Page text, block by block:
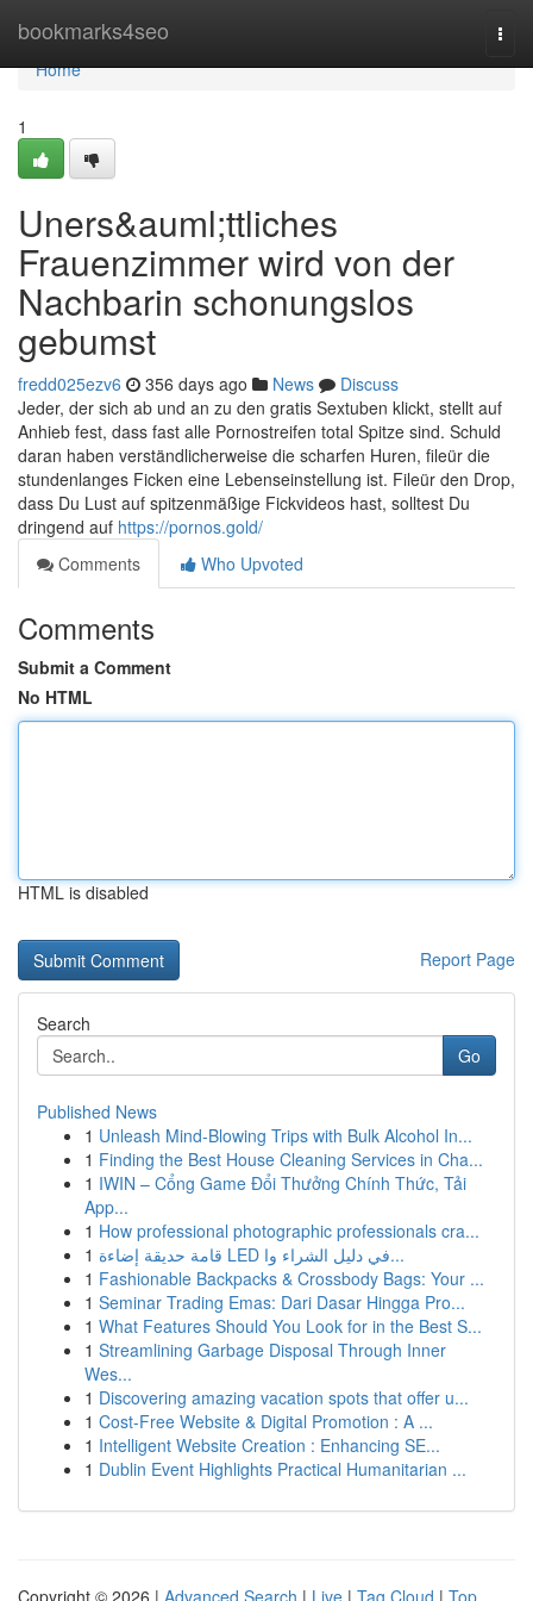
bookmarks4seo
Home
Home
1
Uners&auml;ttliches
Frauenzimmer wird von der
Nachbarin schonungslos
gebumst
fredd025ezv6 356 days ago News
Discuss
Jeder, der sich ab und an zu den gratis Sextuben klickt, stellt auf
Anhieb fest, dass fast alle Pornostreifen total Spitze sind. Schuld
daran haben verständlicherweise die scharfen Huren, fileür die
stundenlanges Ficken eine Lebenseinstellung ist. Fileür den Drop,
dass Du Lust auf spitzenmäßige Fickvideos hast, solltest Du
dringend auf https://pornos.gold/
Comments
Who Upvoted
Comments
Submit a Comment
No HTML
HTML is disabled
Report Page
Search
Go
Published News
1 Unleash Mind-Blowing Trips with Bulk Alcohol In...
1 Finding the Best House Cleaning Services in Cha...
1 IWIN – Cổng Game Đổi Thưởng Chính Thức, Tải
App...
1 How professional photographic professionals cra...
1
قامة حديقة إضاءة LED في دليل الشراء وا...
1 Fashionable Backpacks & Crossbody Bags: Your ...
1 Seminar Trading Emas: Dari Dasar Hingga Pro...
1 What Features Should You Look for in the Best S...
1 Streamlining Garbage Disposal Through Inner
Wes...
1 Discovering amazing vacation spots that offer u...
1 Cost-Free Website & Digital Promotion : A ...
1 Intelligent Website Creation : Enhancing SE...
1 Dublin Event Highlights Practical Humanitarian ...
Copyright © 2026 | Advanced Search | Live | Tag Cloud | Top